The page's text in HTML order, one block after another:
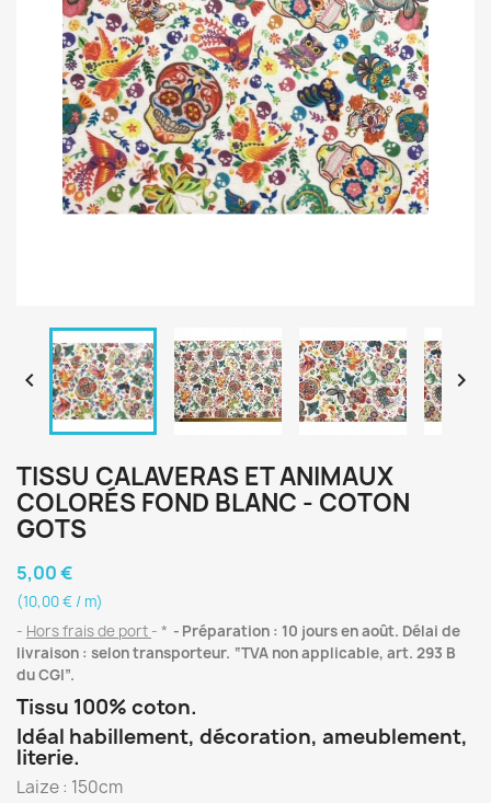
 
TISSU CALAVERAS ET ANIMAUX
COLORÉS FOND BLANC - COTON
GOTS
5,00 €
(10,00 € / m)
Hors frais de port
*
Préparation : 10 jours en août. Délai de
livraison : selon transporteur. “TVA non applicable, art. 293 B
du CGI”.
Tissu 100% coton.
Idéal habillement, décoration, ameublement,
literie.
Laize : 150cm